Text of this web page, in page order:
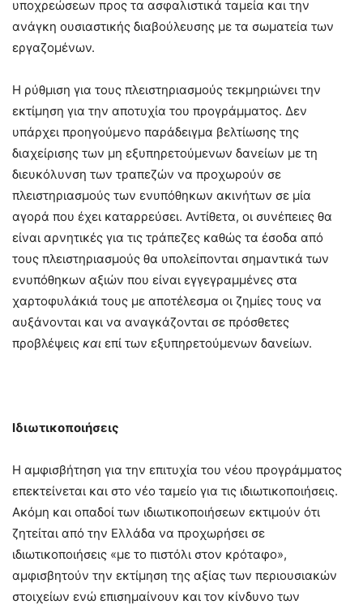
υποχρεώσεων προς τα ασφαλιστικά ταμεία και την
ανάγκη ουσιαστικής διαβούλευσης με τα σωματεία των
εργαζομένων.
Η ρύθμιση για τους πλειστηριασμούς τεκμηριώνει την
εκτίμηση για την αποτυχία του προγράμματος. Δεν
υπάρχει προηγούμενο παράδειγμα βελτίωσης της
διαχείρισης των μη εξυπηρετούμενων δανείων με τη
διευκόλυνση των τραπεζών να προχωρούν σε
πλειστηριασμούς των ενυπόθηκων ακινήτων σε μία
αγορά που έχει καταρρεύσει. Αντίθετα, οι συνέπειες θα
είναι αρνητικές για τις τράπεζες καθώς τα έσοδα από
τους πλειστηριασμούς θα υπολείπονται σημαντικά των
ενυπόθηκων αξιών που είναι εγγεγραμμένες στα
χαρτοφυλάκιά τους με αποτέλεσμα οι ζημίες τους να
αυξάνονται και να αναγκάζονται σε πρόσθετες
προβλέψεις και επί των εξυπηρετούμενων δανείων.
Ιδιωτικοποιήσεις
Η αμφισβήτηση για την επιτυχία του νέου προγράμματος
επεκτείνεται και στο νέο ταμείο για τις ιδιωτικοποιήσεις.
Ακόμη και οπαδοί των ιδιωτικοποιήσεων εκτιμούν ότι
ζητείται από την Ελλάδα να προχωρήσει σε
ιδιωτικοποιήσεις «με το πιστόλι στον κρόταφο»,
αμφισβητούν την εκτίμηση της αξίας των περιουσιακών
στοιχείων ενώ επισημαίνουν και τον κίνδυνο των